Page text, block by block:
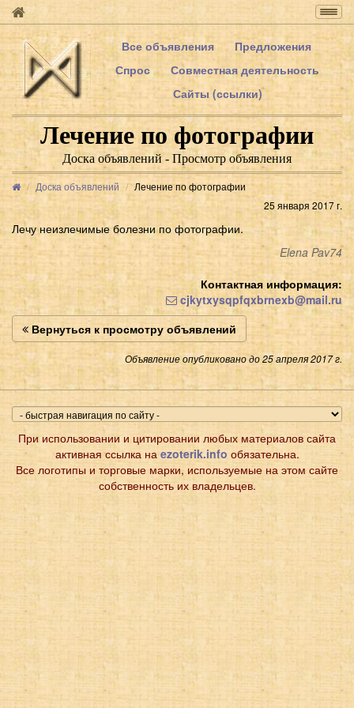
Все объявления
Предложения
Спрос
Совместная деятельность
Сайты (ссылки)
Лечение по фотографии
Доска объявлений - Просмотр объявления
Доска объявлений
Лечение по фотографии
25 января 2017 г.
Лечу неизлечимые болезни по фотографии.
Elena Pav74
Контактная информация:
cjkytxysqpfqxbrnexb@mail.ru
Вернуться к просмотру объявлений
Объявление опубликовано до 25 апреля 2017 г.
При использовании и цитировании любых материалов сайта
активная ссылка на ezoterik.info обязательна.
Все логотипы и торговые марки, используемые на этом сайте
собственность их владельцев.